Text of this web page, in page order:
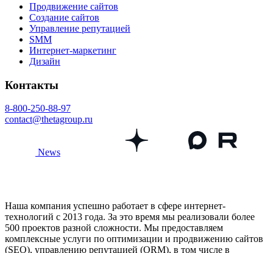
Продвижение сайтов
Создание сайтов
Управление репутацией
SMM
Интернет-маркетинг
Дизайн
Контакты
8-800-250-88-97
contact@thetagroup.ru
News
Наша компания успешно работает в сфере интернет-
технологий с 2013 года. За это время мы реализовали более
500 проектов разной сложности. Мы предоставляем
комплексные услуги по оптимизации и продвижению сайтов
(SEO), управлению репутацией (ORM), в том числе в